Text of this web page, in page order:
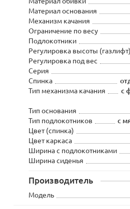
Материал основания
Механизм качания
Ограничение по весу
Подлокотники
Регулировка высоты (газлифт)
Регулировка под вес
Серия
Спинка
Тип механизма качания
с
Тип основания
Тип подлокотников
с
Цвет (спинка)
Цвет каркаса
Ширина с подлокотниками
Ширина сиденья
Производитель
Модель